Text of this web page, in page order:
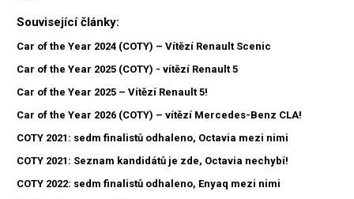
Související články:
Car of the Year 2024 (COTY) – Vítězí Renault Scenic
Car of the Year 2025 (COTY) - vítězí Renault 5
Car of the Year 2025 – Vítězí Renault 5!
Car of the Year 2026 (COTY) – vítězí Mercedes-Benz CLA!
COTY 2021: sedm finalistů odhaleno, Octavia mezi nimi
COTY 2021: Seznam kandidátů je zde, Octavia nechybí!
COTY 2022: sedm finalistů odhaleno, Enyaq mezi nimi